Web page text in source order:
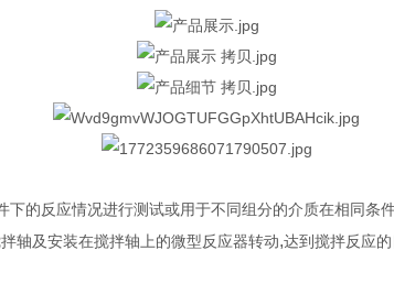
的反应情况进行测试或用于不同组分的介质在相同条
轴及安装在搅拌轴上的微型反应器转动,达到搅拌反应的